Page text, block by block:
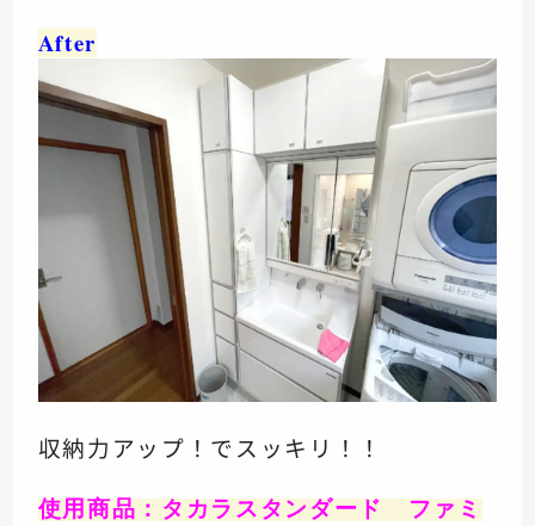
After
収納力アップ！でスッキリ！！
使用商品：タカラスタンダード ファミ